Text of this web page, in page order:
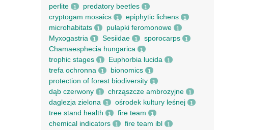
perlite 1 predatory beetles 1
cryptogam mosaics 1 epiphytic lichens 1
microhabitats 1 pułapki feromonowe 1
Myxogastria 1 Sesiidae 1 sporocarps 1
Chamaesphecia hungarica 1
trophic stages 1 Euphorbia lucida 1
trefa ochronna 1 bionomics 1
protection of forest biodiversity 1
dąb czerwony 1 chrząszcze ambrozyjne 1
daglezja zielona 1 ośrodek kultury leśnej 1
tree stand health 1 fire team 1
chemical indicators 1 fire team ibl 1